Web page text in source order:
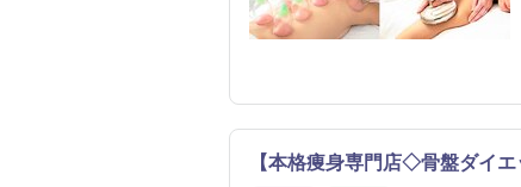
【本格痩身専門店◇骨盤ダイ